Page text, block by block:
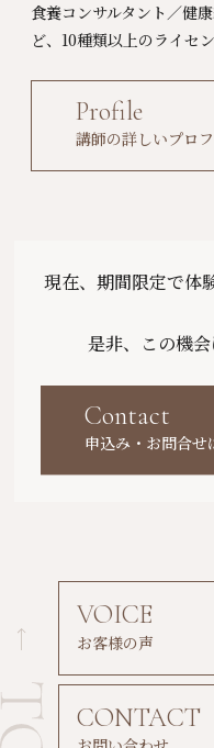
食養コンサルタント／健
ど、10種類以上のライセ
Profile
講師の詳しいプロ
現在、期間限定で体
是非、この機会
Contact
申込み・お問合せ
VOICE
お客様の声
CONTACT